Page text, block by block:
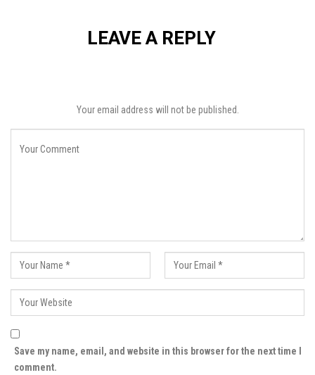
LEAVE A REPLY
Your email address will not be published.
Save my name, email, and website in this browser for the next time I
comment.